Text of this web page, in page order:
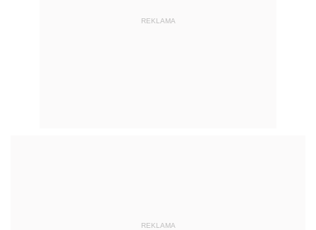
REKLAMA
REKLAMA